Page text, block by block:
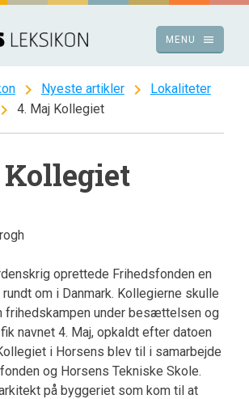
menu
MENU
chevron_right Nyeste artikler chevron_right Lokaliteter
chevron_right 4. Maj Kollegiet
oprettede Frihedsfonden en
om i Danmark. Kollegierne skulle
frihedskampen under besættelsen og
navnet 4. Maj, opkaldt efter datoen
i Horsens blev til i samarbejde
og Horsens Tekniske Skole.
på byggeriet som kom til at